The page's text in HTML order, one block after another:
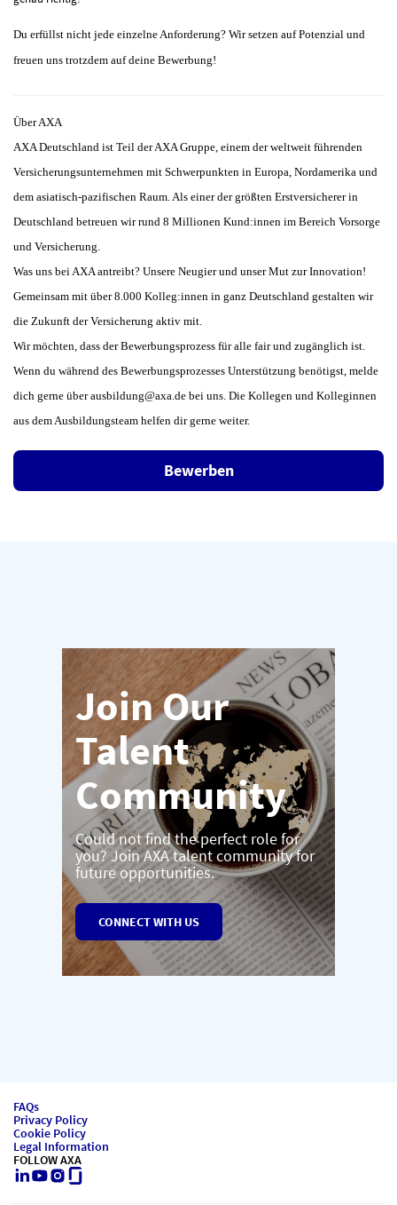
Du erfüllst nicht jede einzelne Anforderung? Wir setzen auf Potenzial und
freuen uns trotzdem auf deine Bewerbung!
Über AXA
AXA Deutschland ist Teil der AXA Gruppe, einem der weltweit führenden
Versicherungsunternehmen mit Schwerpunkten in Europa, Nordamerika und
dem asiatisch-pazifischen Raum. Als einer der größten Erstversicherer in
Deutschland betreuen wir rund 8 Millionen Kund:innen im Bereich Vorsorge
und Versicherung.
Was uns bei AXA antreibt? Unsere Neugier und unser Mut zur Innovation!
Gemeinsam mit über 8.000 Kolleg:innen in ganz Deutschland gestalten wir
die Zukunft der Versicherung aktiv mit.
Wir möchten, dass der Bewerbungsprozess für alle fair und zugänglich ist.
Wenn du während des Bewerbungsprozesses Unterstützung benötigst, melde
dich gerne über ausbildung@axa.de bei uns. Die Kollegen und Kolleginnen
aus dem Ausbildungsteam helfen dir gerne weiter.
Bewerben
Join Our
Talent
Community
Could not find the perfect role for
you? Join AXA talent community for
future opportunities.
CONNECT WITH US
FAQs
Privacy Policy
Cookie Policy
Legal Information
FOLLOW AXA
LinkedIn
Youtube
Instagram
Glassdoor